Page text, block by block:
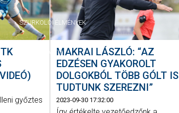
SZURKOLÓI ÉLMÉNYEK
SAJTÓ
győztes
MAKRAI LÁSZLÓ: “AZ
EDZÉSEN GYAKOROLT
DOLGOKBÓL TÖBB GÓLT IS
TUDTUNK SZEREZNI”
2023-09-30 17:32:00